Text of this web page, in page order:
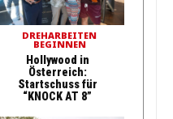
DREHARBEITEN
BEGINNEN
Hollywood in
Österreich:
Startschuss für
“KNOCK AT 8”